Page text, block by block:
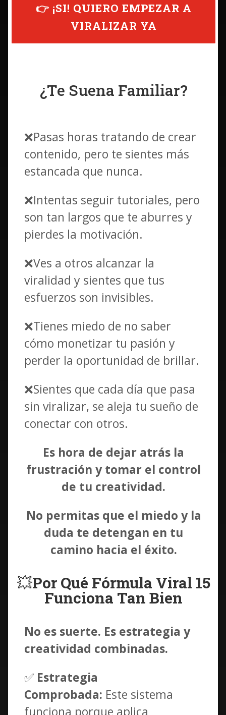
👉 ¡SI! QUIERO EMPEZAR A
VIRALIZAR YA
¿Te Suena Familiar?
❌Pasas horas tratando de crear
contenido, pero te sientes más
estancada que nunca.
❌Intentas seguir tutoriales, pero
son tan largos que te aburres y
pierdes la motivación.
❌Ves a otros alcanzar la
viralidad y sientes que tus
esfuerzos son invisibles.
❌Tienes miedo de no saber
cómo monetizar tu pasión y
perder la oportunidad de brillar.
❌Sientes que cada día que pasa
sin viralizar, se aleja tu sueño de
conectar con otros.
Es hora de dejar atrás la
frustración y tomar el control
de tu creatividad.
No permitas que el miedo y la
duda te detengan en tu
camino hacia el éxito.
💥Por Qué Fórmula Viral 15
Funciona Tan Bien
No es suerte. Es estrategia y
creatividad combinadas.
✅ Estrategia
Comprobada: Este sistema
funciona porque aplica